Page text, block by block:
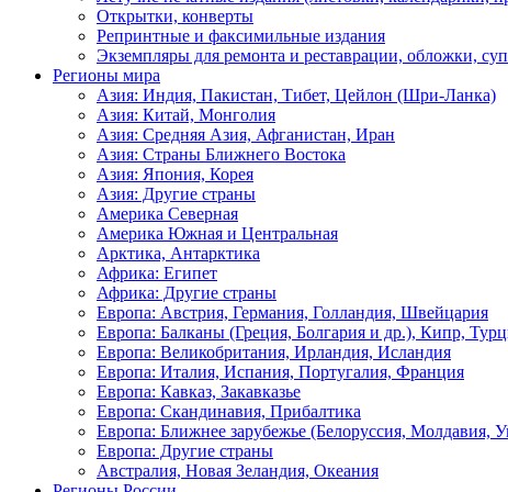
Открытки, конверты
Репринтные и факсимильные издания
Экземпляры для ремонта и реставрации, обложки,
Регионы мира
Азия: Индия, Пакистан, Тибет, Цейлон (Шри-Ланка)
Азия: Китай, Монголия
Азия: Средняя Азия, Афганистан, Иран
Азия: Страны Ближнего Востока
Азия: Япония, Корея
Азия: Другие страны
Америка Северная
Америка Южная и Центральная
Арктика, Антарктика
Африка: Египет
Африка: Другие страны
Европа: Австрия, Германия, Голландия, Швейцария
Европа: Балканы (Греция, Болгария и др.), Кипр,
Европа: Великобритания, Ирландия, Исландия
Европа: Италия, Испания, Португалия, Франция
Европа: Кавказ, Закавказье
Европа: Скандинавия, Прибалтика
Европа: Ближнее зарубежье (Белоруссия, Молдавия,
Европа: Другие страны
Австралия, Новая Зеландия, Океания